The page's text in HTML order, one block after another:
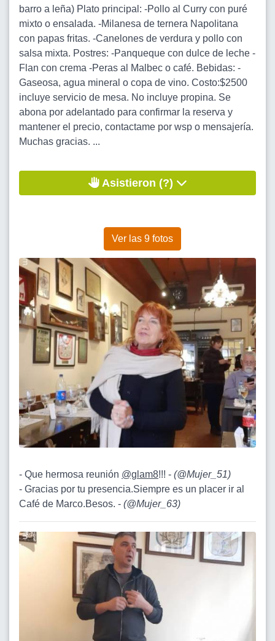
barro a leña) Plato principal: -Pollo al Curry con puré
mixto o ensalada. -Milanesa de ternera Napolitana
con papas fritas. -Canelones de verdura y pollo con
salsa mixta. Postres: -Panqueque con dulce de leche -
Flan con crema -Peras al Malbec o café. Bebidas: -
Gaseosa, agua mineral o copa de vino. Costo:$2500
incluye servicio de mesa. No incluye propina. Se
abona por adelantado para confirmar la reserva y
mantener el precio, contactame por wsp o mensajería.
Muchas gracias. ...
Asistieron (?)
Ver las 9 fotos
- Que hermosa reunión @glam8!!! - (@Mujer_51)
- Gracias por tu presencia.Siempre es un placer ir al
Café de Marco.Besos. - (@Mujer_63)